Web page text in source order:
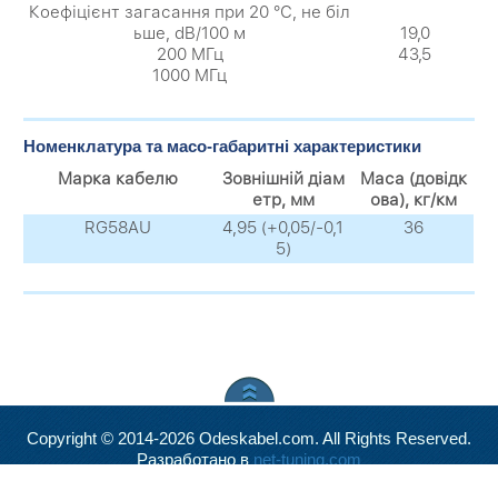
Коефіцієнт загасання при 20 °С, не біл
ьше, dB/100 м
200 МГц
1000 МГц
19,0
43,5
Номенклатура та масо-габаритні характеристики
Марка кабелю
Зовнішній діам
етр, мм
Маса (довідк
ова), кг/км
RG58AU
4,95 (+0,05/-0,1
5)
36
Copyright © 2014-2026 Odeskabel.com. All Rights Reserved.
Разработано в net-tuning.com